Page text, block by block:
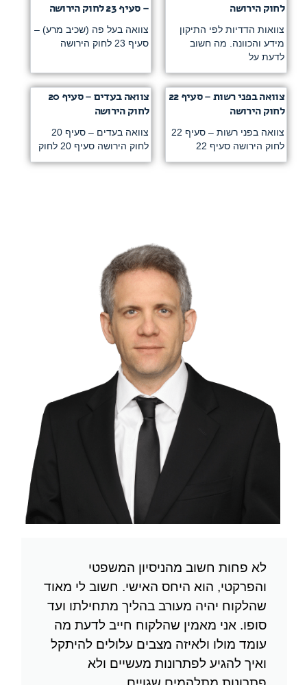
לחוק הירושה
צוואות הדדיות לפי התיקון
מידע והכוונה. מה חשוב
לדעת על
– סעיף 23 לחוק הירושה
צוואה בעל פה (שכיב מרע) –
סעיף 23 לחוק הירושה
צוואה בפני רשות – סעיף 22
לחוק הירושה
צוואה בפני רשות – סעיף 22
לחוק הירושה סעיף 22
צוואה בעדים – סעיף 20
לחוק הירושה
צוואה בעדים – סעיף 20
לחוק הירושה סעיף 20 לחוק
לא פחות חשוב מהניסיון המשפטי
והפרקטי, הוא היחס האישי. חשוב לי מאוד
שהלקוח יהיה מעורב בהליך מתחילתו ועד
סופו. אני מאמין שהלקוח חייב לדעת מה
עומד מולו ולאיזה מצבים עלולים להיתקל
ואיך להגיע לפתרונות מעשיים ולא